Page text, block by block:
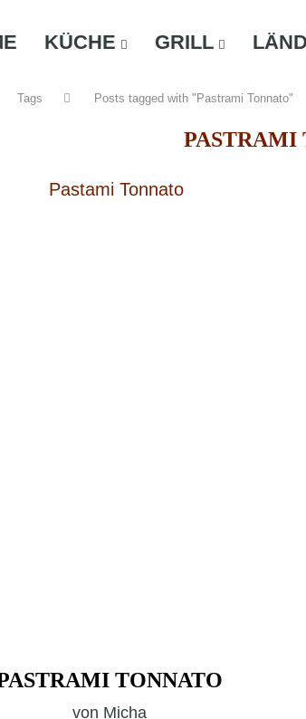
KÜCHE GRILL
Tags Posts tagged with "Pastrami Tonnato"
PASTRAMI
TONNATO
von Micha